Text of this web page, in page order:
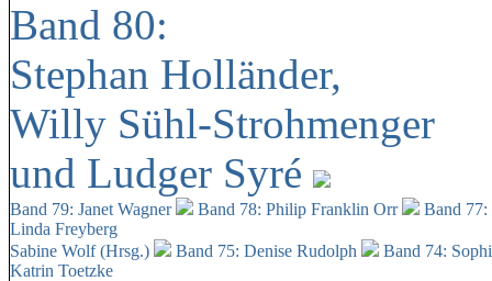
Band 80:
Stephan Holländer,
Willy Sühl-Strohmenger
und Ludger Syré
Band 79: Janet Wagner Band 78: Philip Franklin Orr
Band
Linda Freyberg
Sabine Wolf (Hrsg.)
Band 75: Denise Rudolph
Band 74:
Katrin Toetzke